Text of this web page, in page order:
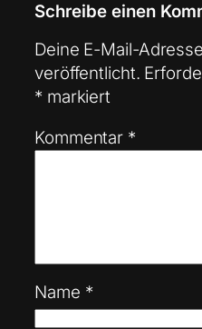
Schreibe einen
Deine E-Mail-
veröffentlicht.
* markiert
Kommentar *
Name *